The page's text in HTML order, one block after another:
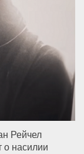
Рейчел
о насилии